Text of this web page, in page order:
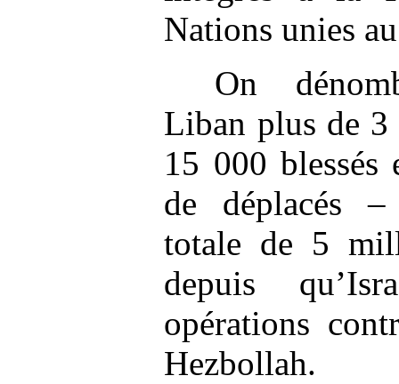
Nations unies
On
Liban plus de
15 000
de déplacés
totale de 5
depuis
opérations
Hezbollah.